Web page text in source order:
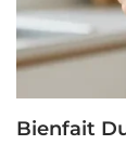
Bienfait